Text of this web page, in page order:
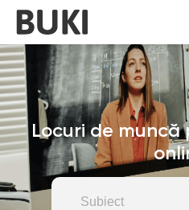
Locuri de
Subiect